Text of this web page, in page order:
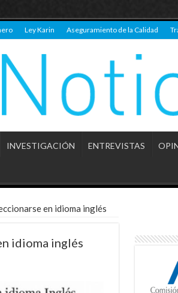
Ley Karin Aseguramiento de la Calidad
INVESTIGACIÓN ENTREVISTAS
en idioma inglés
idioma inglés